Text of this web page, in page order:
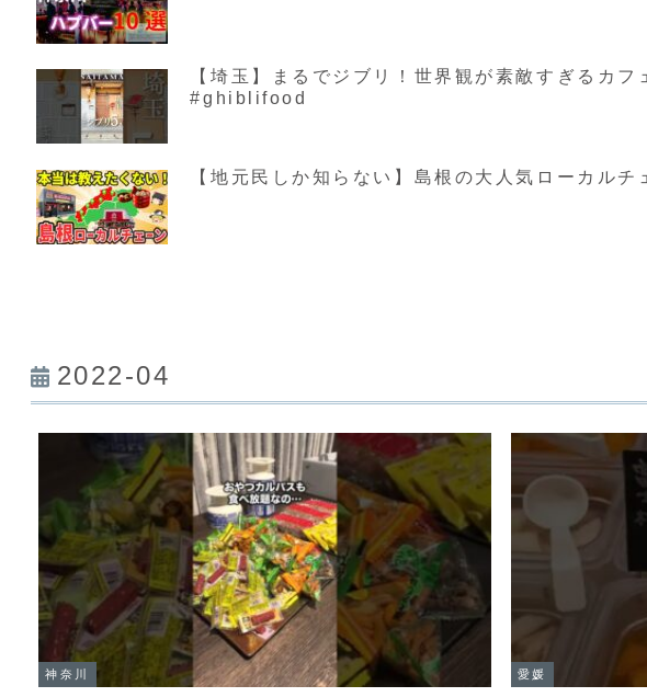
【埼玉】まるでジブリ！世界観が素敵すぎる
#ghiblifood
【地元民しか知らない】島根の大人気ローカル
2022-04
神奈川 愛媛